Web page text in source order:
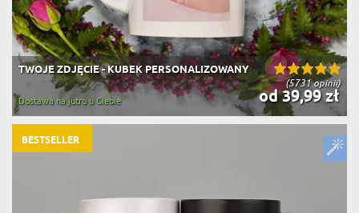
(5731 opinii)
TWOJE ZDJĘCIE - KUBEK PERSONALIZOWANY
od 39,99 zł
Dostawa na jutro u Ciebie
BESTSELLER